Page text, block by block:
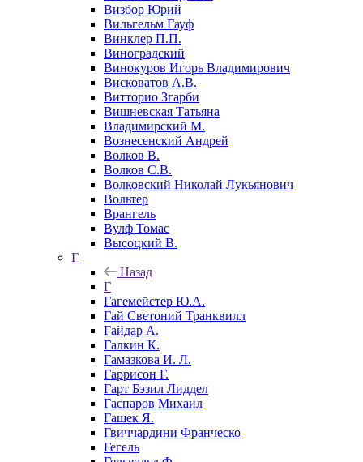
Визбор Юрий
Вильгельм Гауф
Винклер П.П.
Виноградский
Винокуров Игорь Владимирович
Висковатов А.В.
Витторио Згарби
Вишневская Татьяна
Владимирский М.
Вознесенский Андрей
Волков В.
Волков С.В.
Волковский Николай Лукьянович
Вольтер
Врангель
Вулф Томас
Высоцкий В.
Г
Назад
Г
Гагемейстер Ю.А.
Гай Светоний Транквилл
Гайдар А.
Галкин К.
Гамазкова И. Л.
Гаррисон Г.
Гарт Бэзил Лиддел
Гаспаров Михаил
Гашек Я.
Гвиччардини Франческо
Гегель